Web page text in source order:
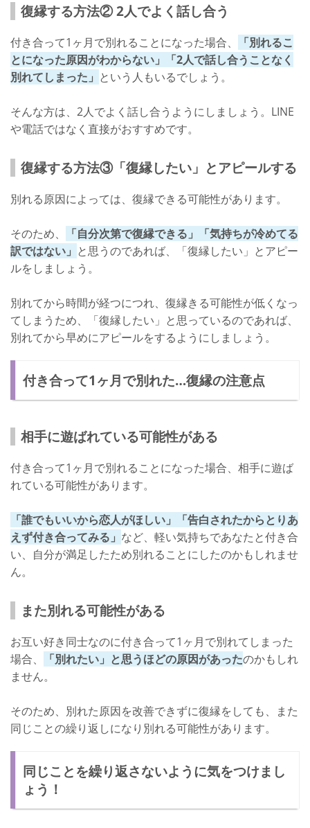
復縁する方法② 2人でよく話し合う
付き合って1ヶ月で別れることになった場合、
「別れるこ
とになった原因がわからない」「2人で話し合うことなく
別れてしまった」 という人もいるでしょう。
そんな方は、2人でよく話し合うようにしましょう。LINE
や電話ではなく直接がおすすめです。
復縁する方法③「復縁したい」とアピールする
別れる原因によっては、復縁できる可能性があります。
そのため、
「自分次第で復縁できる」「気持ちが冷めてる
訳ではない」 と思うのであれば、「復縁したい」とアピー
ルをしましょう。
別れてから時間が経つにつれ、復縁きる可能性が低くなっ
てしまうため、「復縁したい」と思っているのであれば、
別れてから早めにアピールをするようにしましょう。
付き合って1ヶ月で別れた…復縁の注意点
相手に遊ばれている可能性がある
付き合って1ヶ月で別れることになった場合、相手に遊ば
れている可能性があります。
「誰でもいいから恋人がほしい」「告白されたからとりあ
えず付き合ってみる」 など、軽い気持ちであなたと付き合
い、自分が満足したため別れることにしたのかもしれませ
ん。
また別れる可能性がある
お互い好き同士なのに付き合って1ヶ月で別れてしまった
場合、
「別れたい」と思うほどの原因があったのかもしれ
ません。
そのため、別れた原因を改善できずに復縁をしても、また
同じことの繰り返しになり別れる可能性があります。
同じことを繰り返さないように気をつけまし
ょう！